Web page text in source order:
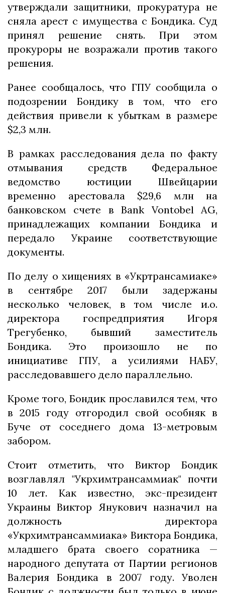
утверждали защитники, прокуратура не
сняла арест с имущества с Бондика. Суд
принял решение снять. При этом
прокуроры не возражали против такого
решения.
Ранее сообщалось, что ГПУ сообщила о
подозрении Бондику в том, что его
действия привели к убыткам в размере
$2,3 млн.
В рамках расследования дела по факту
отмывания средств Федеральное
ведомство юстиции Швейцарии
временно арестовала $29,6 млн на
банковском счете в Bank Vontobel AG,
принадлежащих компании Бондика и
передало Украине соответствующие
документы.
По делу о хищениях в «Укртрансамиаке»
в сентябре 2017 были задержаны
несколько человек, в том числе и.о.
директора госпредприятия Игоря
Трегубенко, бывший заместитель
Бондика. Это произошло не по
инициативе ГПУ, а усилиями НАБУ,
расследовавшего дело параллельно.
Кроме того, Бондик прославился тем, что
в 2015 году отгородил свой особняк в
Буче от соседнего дома 13-метровым
забором.
Стоит отметить, что Виктор Бондик
возглавлял "Укрхимтрансаммиак" почти
10 лет. Как известно, экс-президент
Украины Виктор Янукович назначил на
должность директора
«Укрхимтрансаммиака» Виктора Бондика,
младшего брата своего соратника —
народного депутата от Партии регионов
Валерия Бондика в 2007 году. Уволен